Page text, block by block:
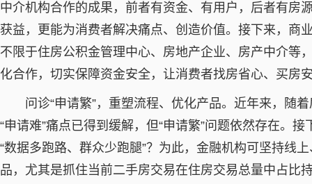
中介机构合作的成果，前者有资金、有用户，后者有房
获益，更能为消费者解决痛点、创造价值。接下来，商
不限于住房公积金管理中心、房地产企业、房产中介等
化合作，切实保障资金安全，让消费者找房省心、买房
问诊“申请繁”，重塑流程、优化产品。近年来，随
“申请难”痛点已得到缓解，但“申请繁”问题依然存在。
“数据多跑路、群众少跑腿”？为此，金融机构可坚持线
品，尤其是抓住当前二手房交易在住房交易总量中占比